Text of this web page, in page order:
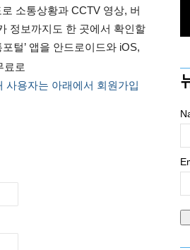
소통상황과 CCTV 영상, 버
정보까지도 한 곳에서 확인할
털’ 앱을 안드로이드와 iOS,
료로
사용자는 아래에서 회원가입